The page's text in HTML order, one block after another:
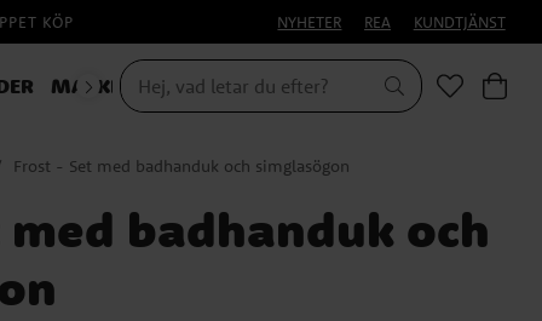
KÖP NYHETER REA KUNDTJÄNST
MASKERAD
Frost - Set med badhanduk och simglasögon
med badhanduk och